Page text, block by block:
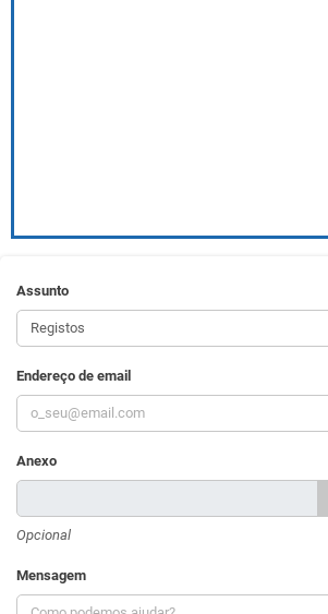
Assunto
Endereço de email
Anexo
Opcional
Mensagem